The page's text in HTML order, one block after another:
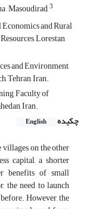
, Masoudirad,3
and Rural
Lorestan
and Environment,
Tehran, Iran.
Faculty of
Iran.
چکیده
English
on the other
capital, a shorter
benefits of small
the need to launch
However, the